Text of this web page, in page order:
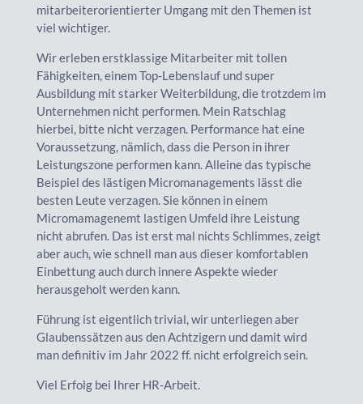
mitarbeiterorientierter Umgang mit den Themen ist
viel wichtiger.
Wir erleben erstklassige Mitarbeiter mit tollen
Fähigkeiten, einem Top-Lebenslauf und super
Ausbildung mit starker Weiterbildung, die trotzdem im
Unternehmen nicht performen. Mein Ratschlag
hierbei, bitte nicht verzagen. Performance hat eine
Voraussetzung, nämlich, dass die Person in ihrer
Leistungszone performen kann. Alleine das typische
Beispiel des lästigen Micromanagements lässt die
besten Leute verzagen. Sie können in einem
Micromamagenemt lastigen Umfeld ihre Leistung
nicht abrufen. Das ist erst mal nichts Schlimmes, zeigt
aber auch, wie schnell man aus dieser komfortablen
Einbettung auch durch innere Aspekte wieder
herausgeholt werden kann.
Führung ist eigentlich trivial, wir unterliegen aber
Glaubenssätzen aus den Achtzigern und damit wird
man definitiv im Jahr 2022 ff. nicht erfolgreich sein.
Viel Erfolg bei Ihrer HR-Arbeit.